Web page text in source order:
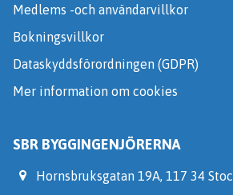
Medlems -och användarvillkor
Bokningsvillkor
Dataskyddsförordningen (GDPR)
Mer information om cookies
SBR BYGGINGENJÖRERNA
Hornsbruksgatan 19A, 117 34